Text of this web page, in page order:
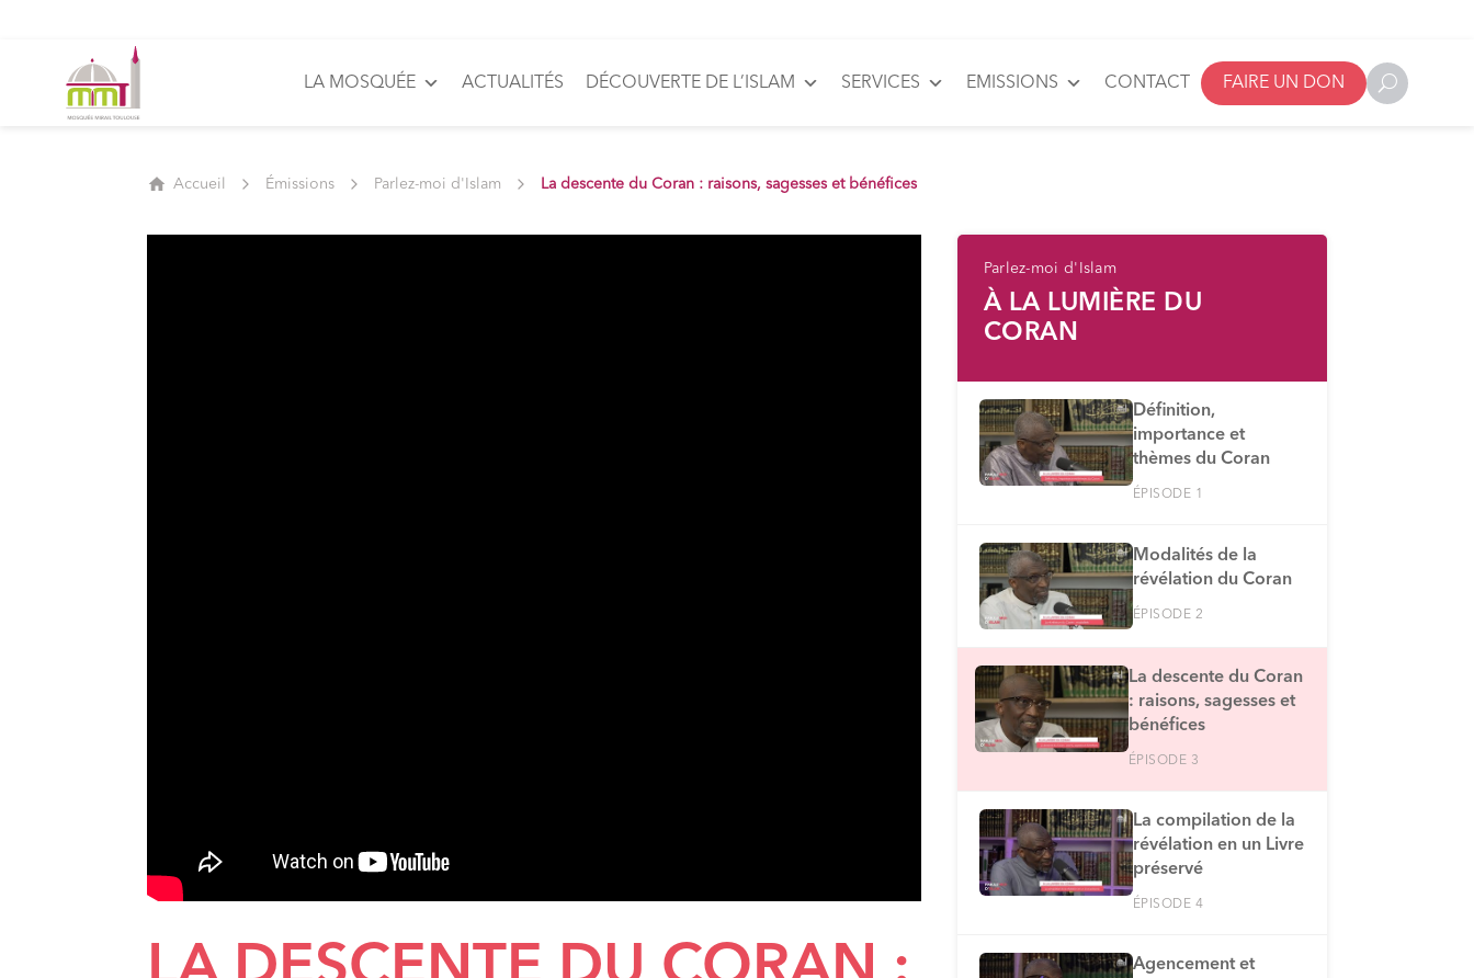
LA MOSQUÉE ACTUALITÉS DÉCOUVERTE DE L’ISLAM SERVICES EMISSIONS CONTACT FAIRE UN DON
Accueil Émissions Parlez-moi d'Islam La descente du Coran : raisons, sagesses et bénéfices
Parlez-moi d'Islam
À LA LUMIÈRE DU
CORAN
Définition,
importance et
thèmes du Coran
ÉPISODE 1
Modalités de la
révélation du Coran
ÉPISODE 2
La descente du Coran
: raisons, sagesses et
bénéfices
ÉPISODE 3
La compilation de la
révélation en un Livre
préservé
ÉPISODE 4
Agencement et